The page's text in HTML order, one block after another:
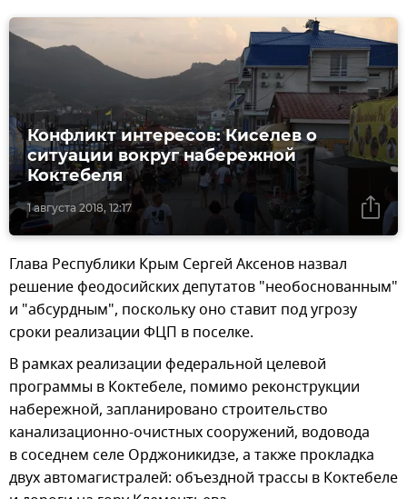
1 августа 2018, 12:17
Конфликт интересов: Киселев о
ситуации вокруг набережной
Коктебеля
Глава Республики Крым Сергей Аксенов назвал
решение феодосийских депутатов "необоснованным"
и "абсурдным", поскольку оно ставит под угрозу
сроки реализации ФЦП в поселке.
В рамках реализации федеральной целевой
программы в Коктебеле, помимо реконструкции
набережной, запланировано строительство
канализационно-очистных сооружений, водовода
в соседнем селе Орджоникидзе, а также прокладка
двух автомагистралей: объездной трассы в Коктебеле